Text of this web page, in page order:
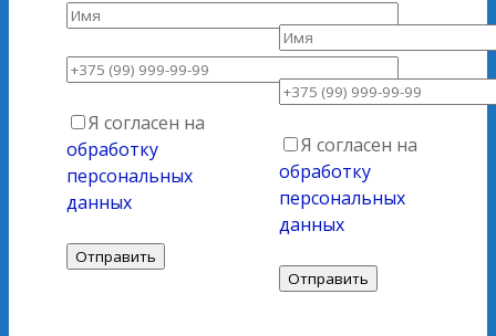
Я согласен на
обработку
персональных
данных
Я согласен на
обработку
персональных
данных